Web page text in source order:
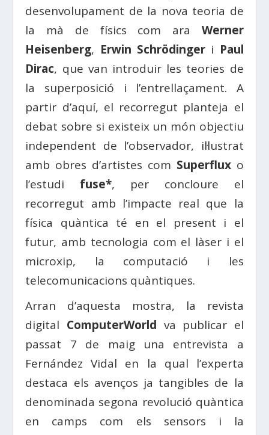
desenvolupament de la nova teoria de
la mà de físics com ara Werner
Heisenberg, Erwin Schrödinger i Paul
Dirac, que van introduir les teories de
la superposició i l’entrellaçament. A
partir d’aquí, el recorregut planteja el
debat sobre si existeix un món objectiu
independent de l’observador, il·lustrat
amb obres d’artistes com Superfluxo
l’estudi fuse*, per concloure el
recorregut amb l’impacte real que la
física quàntica té en el present i el
futur, amb tecnologia com el làser i el
microxip, la computació i les
telecomunicacions quàntiques.
Arran d’aquesta mostra, la revista
digital ComputerWorld va publicar el
passat 7 de maig una entrevista a
Fernández Vidal en la qual l’experta
destaca els avenços ja tangibles de la
denominada segona revolució quàntica
en camps com els sensors i la